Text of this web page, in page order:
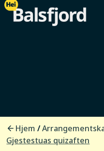
Hjem /
Gjestestuas quizaften
Lokalsamfunn
Sted
Vollan
Adresse
Torgveien 2,